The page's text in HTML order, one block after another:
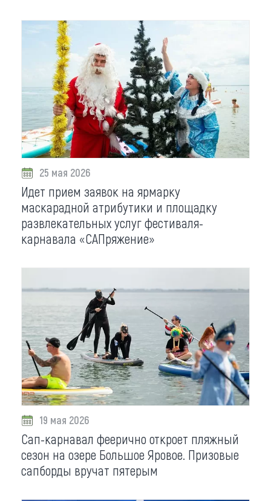
25 мая 2026
Идет прием заявок на ярмарку
маскарадной атрибутики и площадку
развлекательных услуг фестиваля-
карнавала «САПряжение»
19 мая 2026
Сап-карнавал феерично откроет пляжный
сезон на озере Большое Яровое. Призовые
сапборды вручат пятерым